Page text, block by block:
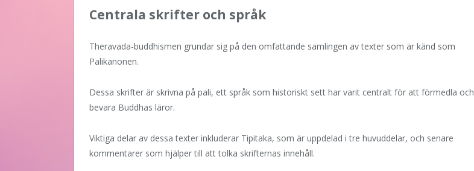
Centrala skrifter och språk
Theravada-buddhismen grundar sig på den omfattande samlingen av texter som är känd som
Palikanonen.
Dessa skrifter är skrivna på pali, ett språk som historiskt sett har varit centralt för att förmedla och
bevara Buddhas läror.
Viktiga delar av dessa texter inkluderar Tipitaka, som är uppdelad i tre huvuddelar, och senare
kommentarer som hjälper till att tolka skrifternas innehåll.